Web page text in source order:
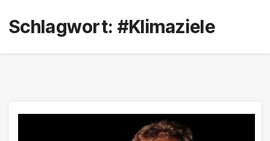
Schlagwort: #Klimaziele